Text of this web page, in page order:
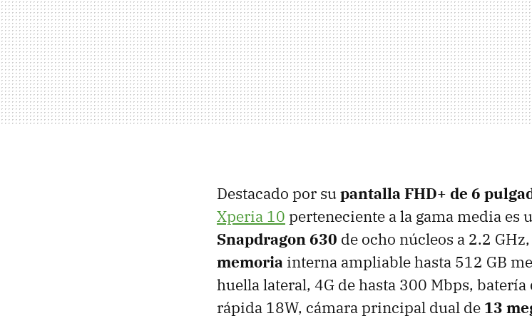
Destacado por supantalla FHD+ de 6
Xperia 10 perteneciente a la gama media
Snapdragon 630 de ocho núcleos a 2.2
memoria interna ampliable hasta 512 GB
huella lateral, 4G de hasta 300 Mbps,
rápida 18W, cámara principal dual de 13